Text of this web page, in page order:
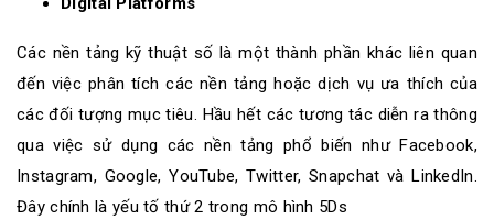
Các nền tảng kỹ thuật số là một thành phần khác liên quan
đến việc phân tích các nền tảng hoặc dịch vụ ưa thích của
các đối tượng mục tiêu. Hầu hết các tương tác diễn ra thông
qua việc sử dụng các nền tảng phổ biến như Facebook,
Instagram, Google, YouTube, Twitter, Snapchat và LinkedIn.
Đây chính là yếu tố thứ 2 trong mô hình 5Ds